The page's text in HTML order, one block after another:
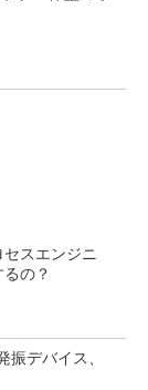
セスエンジニ
の？
振デバイス、